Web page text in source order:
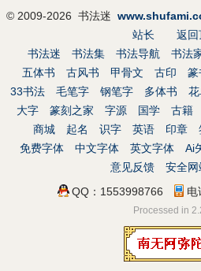
© 2009-2026 书法迷
站长
返回
书法迷
书法集 书法导航 书法
五体书
古风书 甲骨文 古印 篆
33书法
毛笔字 钢笔字 多体书
大字
篆刻之家 字源 国学 古籍
商城
起名 识字 英语 印章
免费字体
中文字体 英文字体 Ai
意见反馈
安全网
QQ：1553998766
电
Processed in